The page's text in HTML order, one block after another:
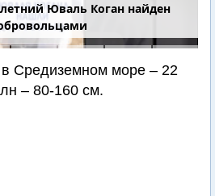
Юваль Коган найден
Средиземном море – 22
– 80-160 см.